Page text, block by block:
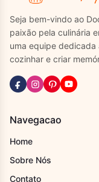
Seja bem-vindo ao
paixão pela culinária
uma equipe
cozinhar e criar
Navegacao
Home
Sobre Nós
Contato